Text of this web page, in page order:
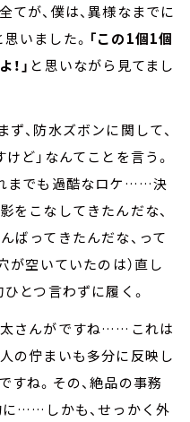
てが、僕は、異様なまでに
いました。 「この1個1個
」 と思いながら見てまし
、防水ズボンに関して、
ど」なんてことを言う。
までも過酷なロケ……決
をこなしてきたんだな、
ばってきたんだな、って
が空いていたのは）直し
ひとつ言わずに履く。
太さんがですね……これは
の佇まいも多分に反映し
すね。その、絶品の事務
に……しかも、せっかく外